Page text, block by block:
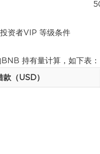
资者VIP 等级条件
持有量计算，如下表：
（USD）